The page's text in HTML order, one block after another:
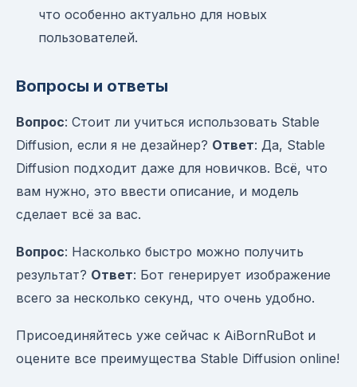
что особенно актуально для новых
пользователей.
Вопросы и ответы
Вопрос: Стоит ли учиться использовать Stable
Diffusion, если я не дезайнер? Ответ: Да, Stable
Diffusion подходит даже для новичков. Всё, что
вам нужно, это ввести описание, и модель
сделает всё за вас.
Вопрос: Насколько быстро можно получить
результат? Ответ: Бот генерирует изображение
всего за несколько секунд, что очень удобно.
Присоединяйтесь уже сейчас к AiBornRuBot и
оцените все преимущества Stable Diffusion online!